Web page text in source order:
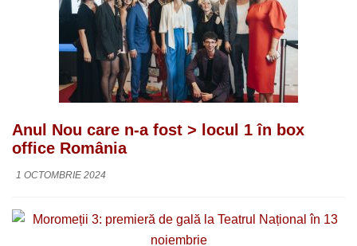
Anul Nou care n-a fost > locul 1 în box
office România
1 OCTOMBRIE 2024